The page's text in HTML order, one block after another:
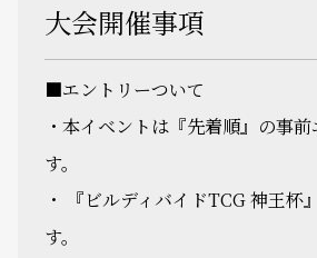
大会開催事項
■エントリーついて
・本イベントは『先着順』の事
す。
・ 『ビルディバイドTCG 神王杯
す。